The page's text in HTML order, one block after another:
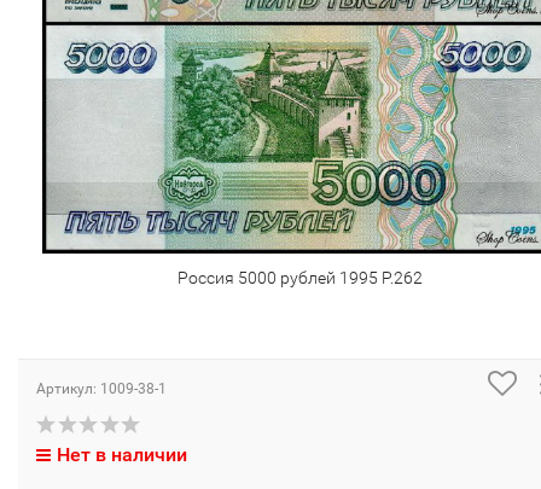
Россия 5000 рублей 1995 P.262
Артикул: 1009-38-1
Нет в наличии